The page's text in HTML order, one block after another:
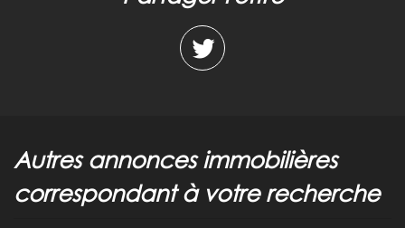
autres annonces immobilières
correspondant à votre recherche